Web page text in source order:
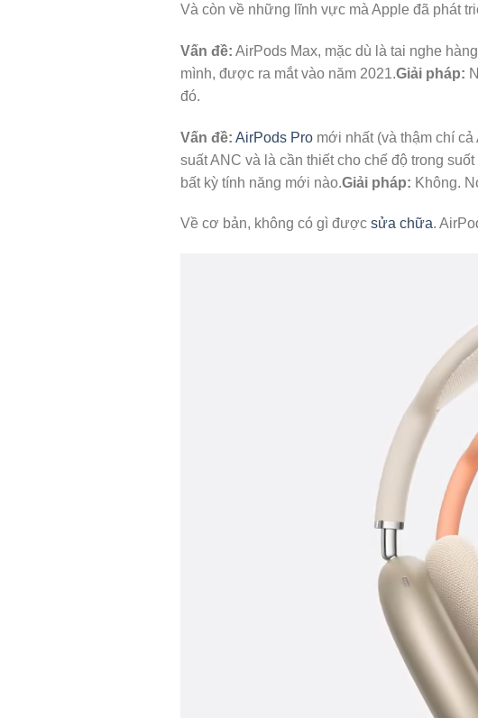
Và còn về những lĩnh vực mà Apple đã phát
Vấn đề: AirPods Max, mặc dù là tai nghe
mình, được ra mắt vào năm 2021.Giải pháp:
đó.
Vấn đề: AirPods Promới nhất (và thậm chí cả
suất ANC và là cần thiết cho chế độ trong
bất kỳ tính năng mới nào.Giải pháp: Không.
Về cơ bản, không có gì được sửa chữa.